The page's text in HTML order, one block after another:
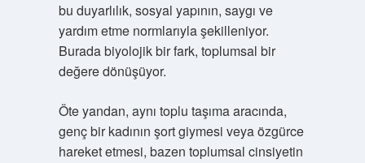
bu duyarlılık, sosyal yapının, saygı ve
yardım etme normlarıyla şekilleniyor.
Burada biyolojik bir fark, toplumsal bir
değere dönüşüyor.
Öte yandan, aynı toplu taşıma aracında,
genç bir kadının şort giymesi veya özgürce
hareket etmesi, bazen toplumsal cinsiyetin